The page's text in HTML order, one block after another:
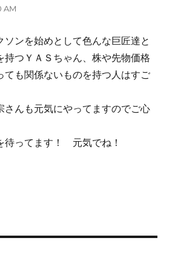
り:
AM
ンを始めとして色んな巨匠達と
持つＹＡＳちゃん、株や先物価格
ても関係ないものを持つ人はすご
んも元気にやってますのでご心
待ってます！ 元気でね！